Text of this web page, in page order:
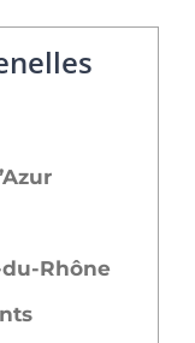
Rhône